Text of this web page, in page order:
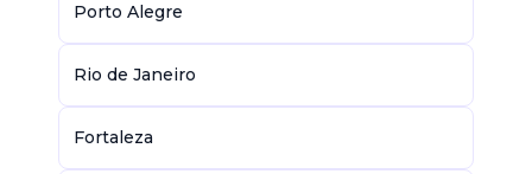
Porto Alegre
Rio de Janeiro
Fortaleza